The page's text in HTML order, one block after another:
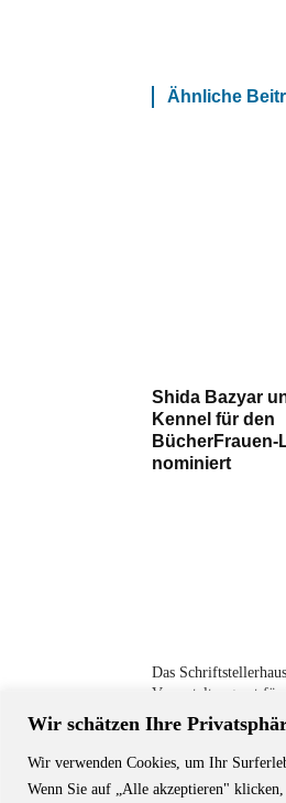
Wir schätzen Ihre
Wir verwenden Cookies, um Ihr
Wenn Sie auf „Alle akzeptieren"
Ähnliche
Shida Bazyar
Kennel für den
nominiert
Das
Veranstaltungsort für
© Stuttgarter Schriftstellerhaus